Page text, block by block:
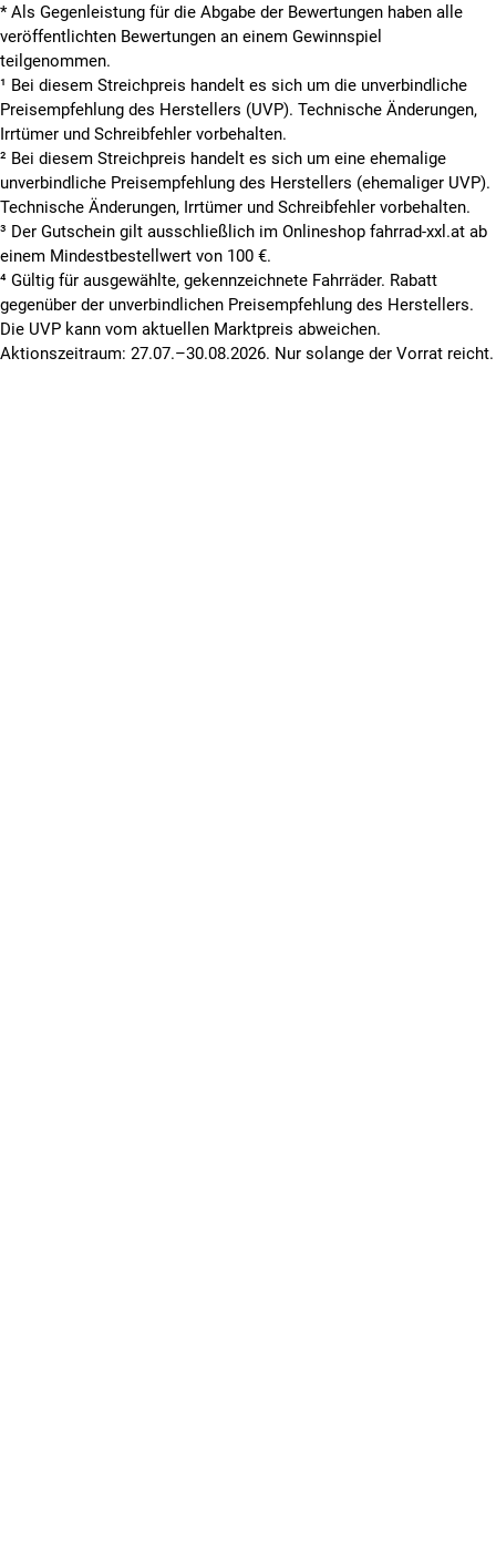
* Als Gegenleistung für die Abgabe der Bewertungen haben alle
veröffentlichten Bewertungen an einem Gewinnspiel
teilgenommen.
¹ Bei diesem Streichpreis handelt es sich um die unverbindliche
Preisempfehlung des Herstellers (UVP). Technische Änderungen,
Irrtümer und Schreibfehler vorbehalten.
² Bei diesem Streichpreis handelt es sich um eine ehemalige
unverbindliche Preisempfehlung des Herstellers (ehemaliger UVP).
Technische Änderungen, Irrtümer und Schreibfehler vorbehalten.
³ Der Gutschein gilt ausschließlich im Onlineshop fahrrad-xxl.at ab
einem Mindestbestellwert von 100 €.
⁴ Gültig für ausgewählte, gekennzeichnete Fahrräder. Rabatt
gegenüber der unverbindlichen Preisempfehlung des Herstellers.
Die UVP kann vom aktuellen Marktpreis abweichen.
Aktionszeitraum: 27.07.–30.08.2026. Nur solange der Vorrat reicht.